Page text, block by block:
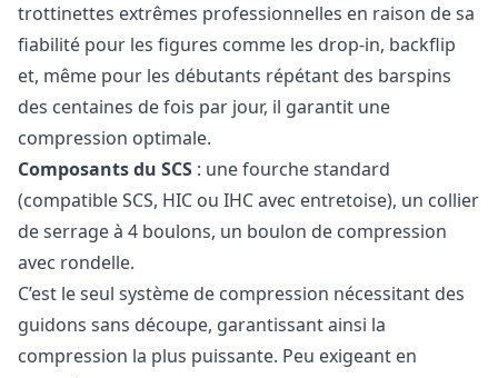
trottinettes extrêmes professionnelles en raison de sa
fiabilité pour les figures comme les drop-in, backflip
et, même pour les débutants répétant des barspins
des centaines de fois par jour, il garantit une
compression optimale.
Composants du SCS : une fourche standard
(compatible SCS, HIC ou IHC avec entretoise), un collier
de serrage à 4 boulons, un boulon de compression
avec rondelle.
C’est le seul système de compression nécessitant des
guidons sans découpe, garantissant ainsi la
compression la plus puissante. Peu exigeant en